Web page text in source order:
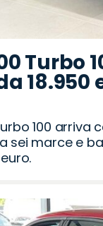
Turbo
100 arriva
sei marce e